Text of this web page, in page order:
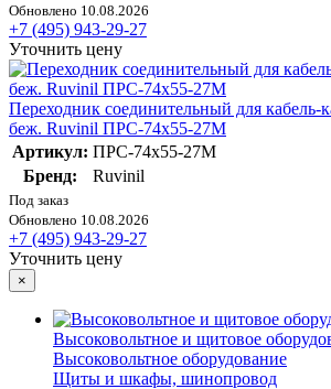
Обновлено 10.08.2026
+7 (495) 943-29-27
Уточнить цену
Переходник соединительный для кабель-
беж. Ruvinil ПРС-74х55-27М
Артикул: ПРС-74х55-27М
Бренд:
Ruvinil
Под заказ
Обновлено 10.08.2026
+7 (495) 943-29-27
Уточнить цену
×
Высоковольтное и щитовое
Высоковольтное оборудование
Щиты и шкафы, шинопровод